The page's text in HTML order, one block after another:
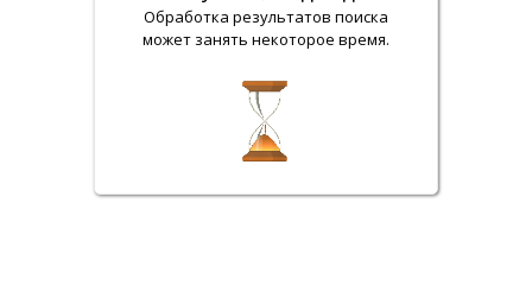
Обработка результатов поиска
может занять некоторое время.